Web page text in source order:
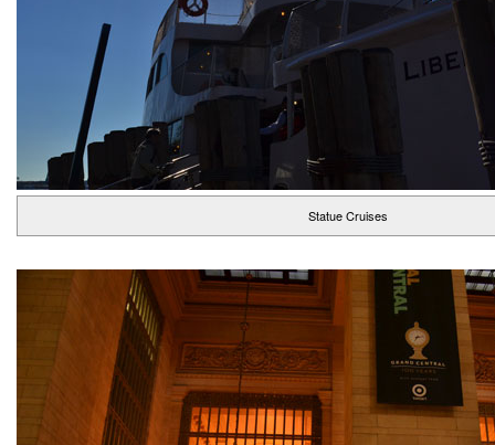
Statue Cruises